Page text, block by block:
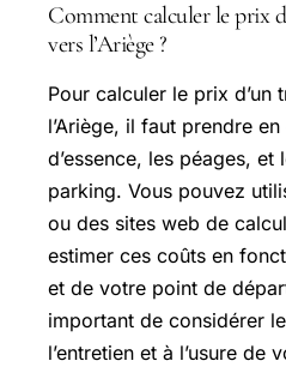
Comment calculer le prix
vers l’Ariège ?
Pour calculer le prix d’un
l’Ariège, il faut prendre
d’essence, les péages,
parking. Vous pouvez
ou des sites web de
estimer ces coûts en
et de votre point de
important de considérer
l’entretien et à l’usure de